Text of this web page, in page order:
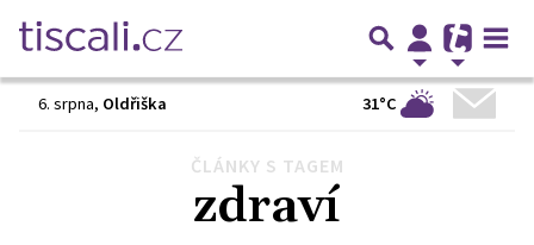
6. srpna, Oldřiška 31°C
ČLÁNKY S TAGEM
zdraví
… 84 Další